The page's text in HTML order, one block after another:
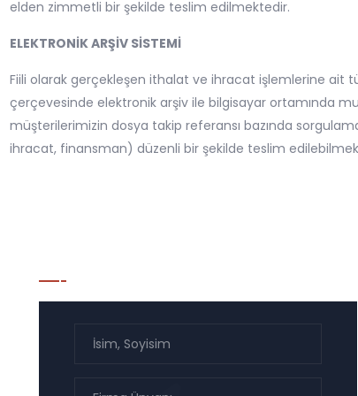
elden zimmetli bir şekilde teslim edilmektedir.
ELEKTRONİK ARŞİV SİSTEMİ
Fiili olarak gerçekleşen ithalat ve ihracat işlemlerine ait
çerçevesinde elektronik arşiv ile bilgisayar ortamında
müşterilerimizin dosya takip referansı bazında
ihracat, finansman) düzenli bir şekilde teslim